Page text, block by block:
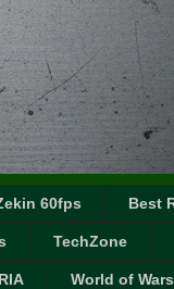
60fps Best
TechZone
World of